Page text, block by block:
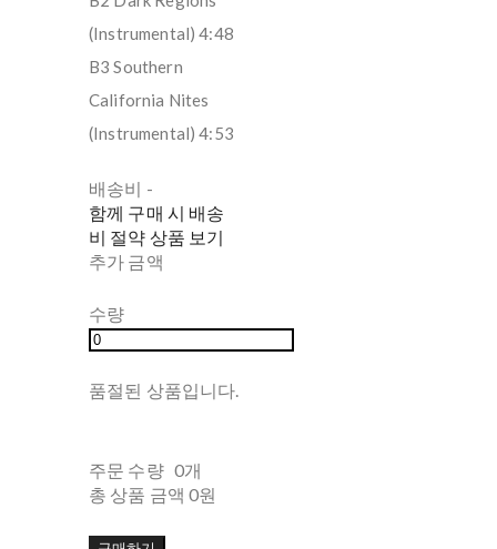
(Instrumental) 4:48
B3 Southern
California Nites
(Instrumental) 4:53
배송비 -
함께 구매 시 배송
비 절약 상품 보기
추가 금액
수량
품절된 상품입니다.
주문 수량 0개
총 상품 금액 0원